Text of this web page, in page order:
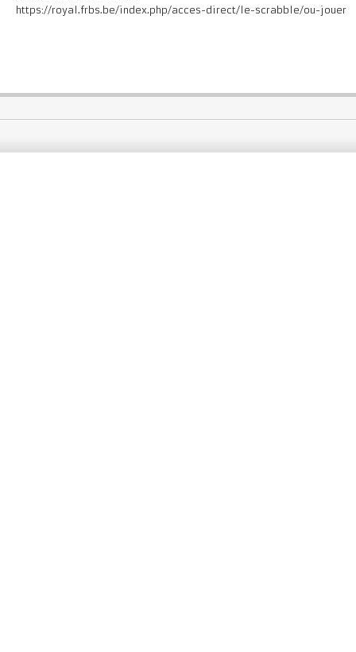
https://royal.frbs.be/index.php/acces-direct/le-scrabble/ou-jouer